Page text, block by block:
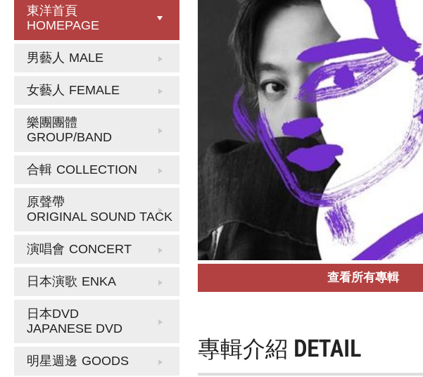
東洋首頁
HOMEPAGE
男藝人 MALE
女藝人 FEMALE
樂團團體
GROUP/BAND
合輯 COLLECTION
原聲帶
ORIGINAL SOUND TACK
演唱會 CONCERT
日本演歌 ENKA
日本DVD
JAPANESE DVD
明星週邊 GOODS
查看所有專輯
專輯介紹 DETAIL